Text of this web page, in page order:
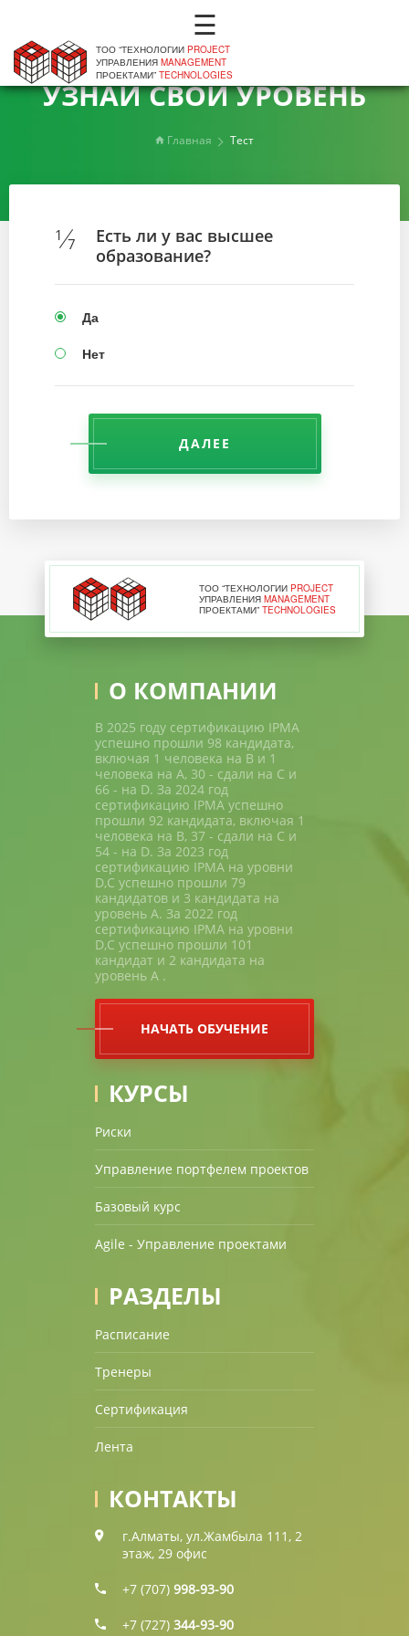
☰
ТОО “ТЕХНОЛОГИИ PROJECT
УПРАВЛЕНИЯ MANAGEMENT
ПРОЕКТАМИ” TECHNOLOGIES
УЗНАЙ СВОЙ УРОВЕНЬ
Главная Тест
1 7
Есть ли у вас высшее
образование?
Да
Нет
ДАЛЕЕ
ТОО “ТЕХНОЛОГИИ PROJECT
УПРАВЛЕНИЯ MANAGEMENT
ПРОЕКТАМИ” TECHNOLOGIES
О КОМПАНИИ
В 2025 году сертификацию IPMA
успешно прошли 98 кандидата,
включая 1 человека на В и 1
человека на A, 30 - сдали на С и
66 - на D. За 2024 год
сертификацию IPMA успешно
прошли 92 кандидата, включая 1
человека на В, 37 - сдали на С и
54 - на D. За 2023 год
сертификацию IPMA на уровни
D,C успешно прошли 79
кандидатов и 3 кандидата на
уровень A. За 2022 год
сертификацию IPMA на уровни
D,C успешно прошли 101
кандидат и 2 кандидата на
уровень A .
НАЧАТЬ ОБУЧЕНИЕ
КУРСЫ
Риски
Управление портфелем проектов
Базовый курс
Agile - Управление проектами
РАЗДЕЛЫ
Расписание
Тренеры
Сертификация
Лента
КОНТАКТЫ
г.Алматы, ул.Жамбыла 111, 2
этаж, 29 офис
+7 (707) 998-93-90
+7 (727) 344-93-90